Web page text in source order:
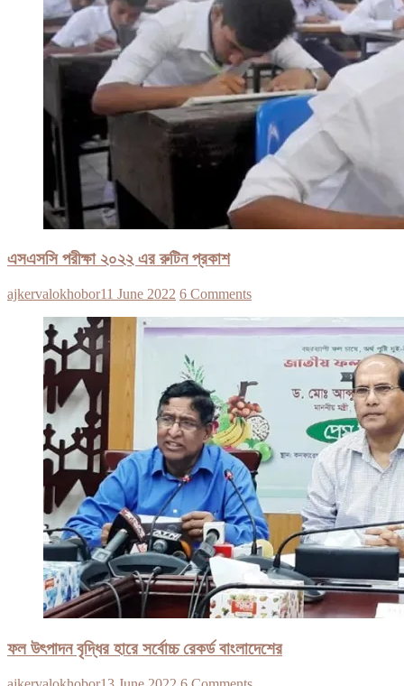
এসএসসি পরীক্ষা ২০২২ এর রুটিন প্রকাশ
ajkervalokhobor11 June 2022 6 Comments
ফল উৎপাদন বৃদ্ধির হারে সর্বোচ্চ রেকর্ড বাংলাদেশের